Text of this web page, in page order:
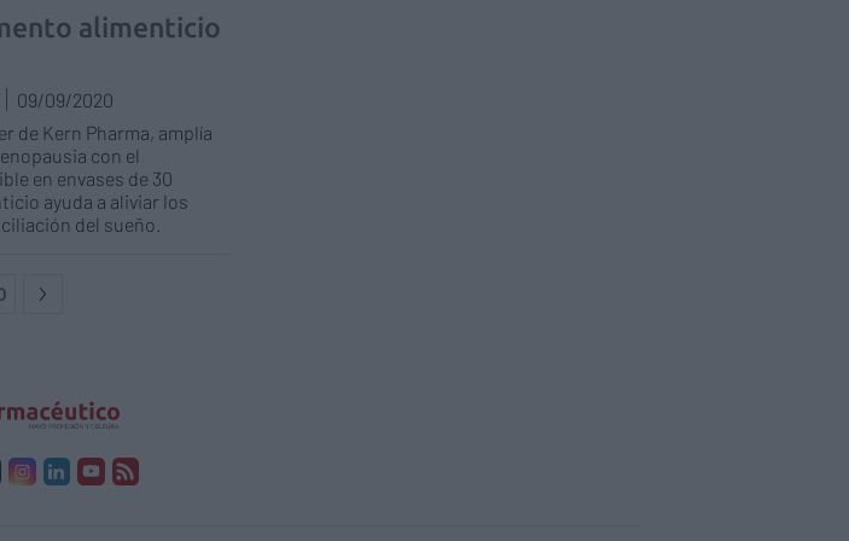
alimenticio
09/09/2020
de Kern Pharma, amplía
con el
en envases de 30
ayuda a aliviar los
del sueño.